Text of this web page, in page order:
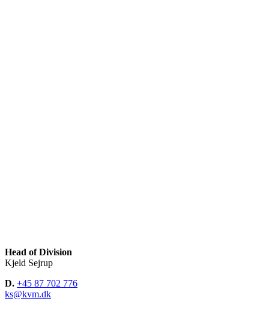
Head of Division
Kjeld Sejrup
D. +45 87 702 776
ks@kvm.dk